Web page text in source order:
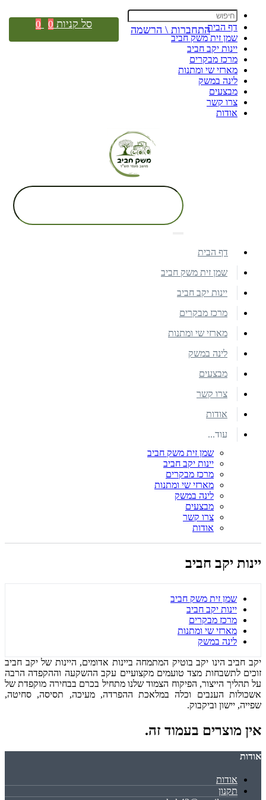
דף הבית
שמן זית משק חביב
יינות יקב חביב
מרכז מבקרים
מארזי שי ומתנות
לינה במשק
מבצעים
צרו קשר
אודות
התחברות \ הרשמה סל קניות 0
0
דף הבית
שמן זית משק חביב
יינות יקב חביב
מרכז מבקרים
מארזי שי ומתנות
לינה במשק
מבצעים
צרו קשר
אודות
עוד...
שמן זית משק חביב
יינות יקב חביב
מרכז מבקרים
מארזי שי ומתנות
לינה במשק
מבצעים
צרו קשר
אודות
יינות יקב חביב
שמן זית משק חביב
יינות יקב חביב
מרכז מבקרים
מארזי שי ומתנות
לינה במשק
יקב חביב הינו יקב בוטיק המתמחה ביינות אדומים, היינות של יקב חביב
זוכים לתשבחות מצד טועמים מקצועיים עקב ההשקעה וההקפדה הרבה
על תהליך הייצור, הפיקוח הצמוד שלנו מתחיל בכרם בבחירה מוקפדת של
אשכולות הענבים וכלה במלאכת ההפרדה, מעיכה, תסיסה, סחיטה,
שפייה, יישון וביקבוק.
אין מוצרים בעמוד זה.
אודות
אודות
תקנון